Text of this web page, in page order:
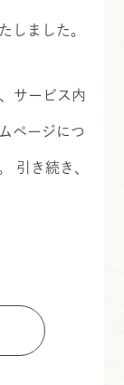
しました。
サービス内
ページにつ
引き続き、